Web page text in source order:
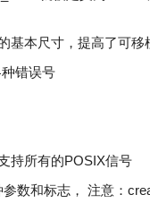
基本尺寸，提高了可移
错误号
持所有的POSIX信号
数和标志， 注意：